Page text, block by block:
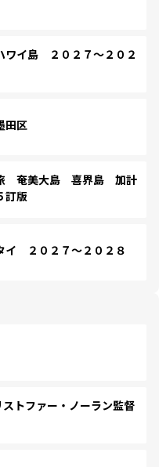
イ島 ２０２７～２０２
田区
奄美大島 喜界島 加計
訂版
２０２７～２０２８
トファー・ノーラン監督